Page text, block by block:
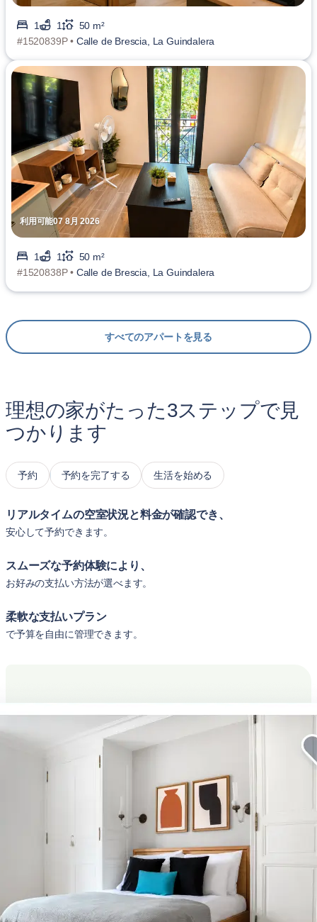
1 1
50 m²
#1520839P • Calle de Brescia, La Guindalera
利用可能07 8月 2026
1 1
50 m²
#1520838P • Calle de Brescia, La Guindalera
すべてのアパートを見る
理想の家がたった3ステップで見
つかります
予約 予約を完了する 生活を始める
リアルタイムの空室状況と料金が確認でき、
安心して予約できます。
スムーズな予約体験により、
お好みの支払い方法が選べます。
柔軟な支払いプラン
で予算を自由に管理できます。